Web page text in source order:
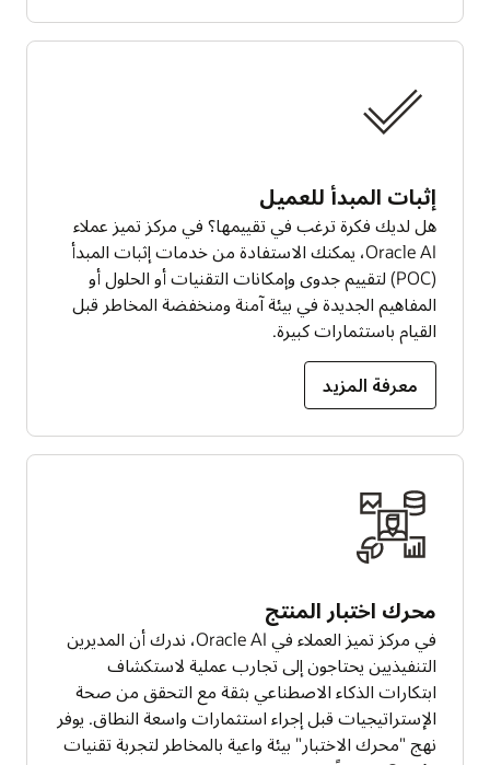
إثبات المبدأ للعميل
هل لديك فكرة ترغب في تقييمها؟ في مركز تميز عملاء
Oracle AI، يمكنك الاستفادة من خدمات إثبات المبدأ
(POC) لتقييم جدوى وإمكانات التقنيات أو الحلول أو
المفاهيم الجديدة في بيئة آمنة ومنخفضة المخاطر قبل
القيام باستثمارات كبيرة.
معرفة المزيد
محرك اختبار المنتج
في مركز تميز العملاء في Oracle AI، ندرك أن المديرين
التنفيذيين يحتاجون إلى تجارب عملية لاستكشاف
ابتكارات الذكاء الاصطناعي بثقة مع التحقق من صحة
الإستراتيجيات قبل إجراء استثمارات واسعة النطاق. يوفر
نهج "محرك الاختبار" بيئة واعية بالمخاطر لتجربة تقنيات